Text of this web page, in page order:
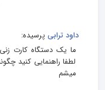
داود ترابی پرسیده:
ما یک دستگاه کارت
لطفا راهنمایی کنید
میشم